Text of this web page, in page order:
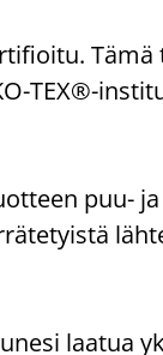
TEX®-
puu-
laatua